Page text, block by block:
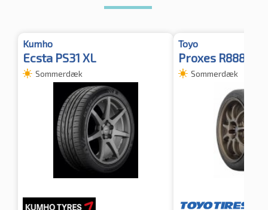
Kumho
Ecsta PS31 XL
Sommerdæk
Toyo
Proxes R888R XL
Sommerdæk